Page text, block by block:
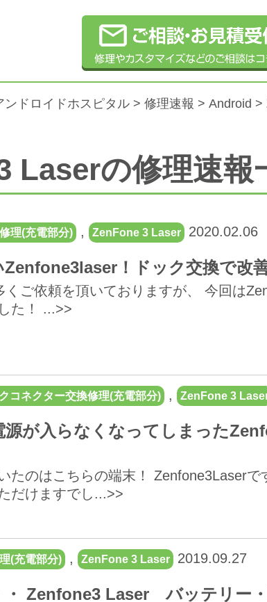
ドロイドホスピタル > 修理速報 > Android >
Laserの修理速報
理(充電部分) , ZenFone 3 Laser 2020.02.06
！ドック交換で改善
くご依頼を頂いておりますが、 今回は
た！ ...>>
クコネクター交換修理(充電部分) , ZenFone 3
源が入らなくなってしまった
たのはこちらの端末！ Zenfone3Laserで
だけますでし...>>
(充電部分) , ZenFone 3 Laser 2019.09.27
・ Zenfone3 Laser バッテリー